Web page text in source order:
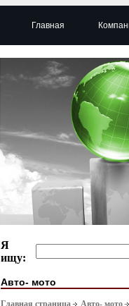
Главная
Я
ищу:
Авто- мото